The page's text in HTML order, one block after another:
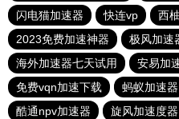
闪电猫加速器
快连vp 西
2023免费加速神器
极风加速
海外加速器七天试用
安易加
免费vqn加速下载
蚂蚁加速器
酷通npv加速器
旋风加速度器